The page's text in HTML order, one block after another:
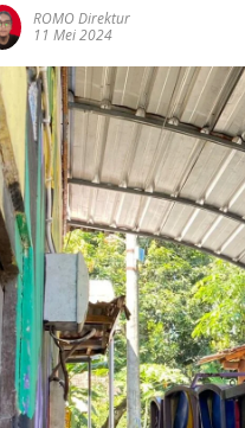
ROMO Direktur
11 Mei 2024